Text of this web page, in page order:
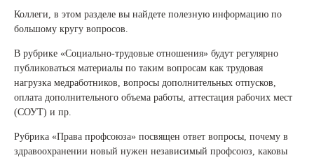
Коллеги, в этом разделе вы найдете полезную информацию по
большому кругу вопросов.
В рубрике «Социально-трудовые отношения» будут регулярно
публиковаться материалы по таким вопросам как трудовая
нагрузка медработников, вопросы дополнительных отпусков,
оплата дополнительного объема работы, аттестация рабочих мест
(СОУТ) и пр.
Рубрика «Права профсоюза» посвящен ответ вопросы, почему в
здравоохранении новый нужен независимый профсоюз, каковы